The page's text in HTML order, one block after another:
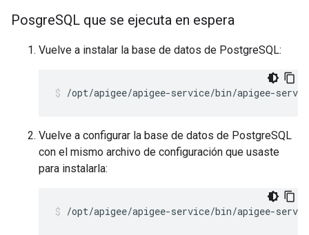
PosgreSQL que se ejecuta en espera
Vuelve a instalar la base de datos de PostgreSQL:
/opt/apigee/apigee-service/bin/apigee-
Vuelve a configurar la base de datos de PostgreSQL
con el mismo archivo de configuración que usaste
para instalarla:
/opt/apigee/apigee-service/bin/apigee-